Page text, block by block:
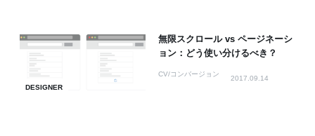
DESIGNER
無限スクロール vs ページネーシ
ョン：どう使い分けるべき？
CV/コンバージョン
2017.09.14